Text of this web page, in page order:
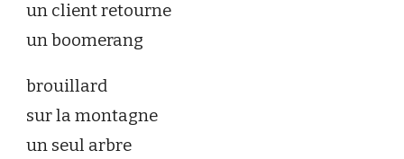
un client retourne
un boomerang
brouillard
sur la montagne
un seul arbre